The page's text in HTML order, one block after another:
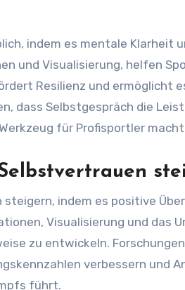
indem es mentale Klarheit
und Visualisierung, helfen
Resilienz und ermöglicht
dass Selbstgespräch die
für Profisportler
indem es positive
Visualisierung und das
zu entwickeln.
verbessern und
führt.